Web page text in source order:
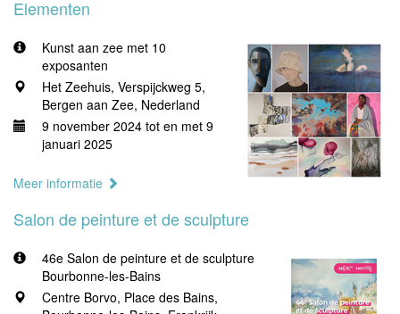
Elementen
Kunst aan zee met 10
exposanten
Het Zeehuis, Verspijckweg 5,
Bergen aan Zee, Nederland
9 november 2024 tot en met 9
januari 2025
Meer informatie
Salon de peinture et de sculpture
46e Salon de peinture et de sculpture
Bourbonne-les-Bains
Centre Borvo, Place des Bains,